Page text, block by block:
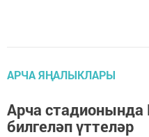
АРЧА ЯҢАЛЫКЛАРЫ
Арча
билгеләп үттеләр